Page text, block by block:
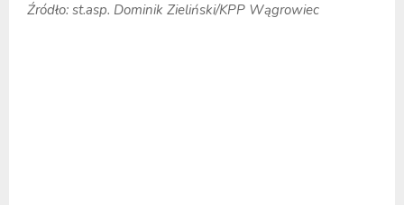
Źródło: st.asp. Dominik Zieliński/KPP Wągrowiec